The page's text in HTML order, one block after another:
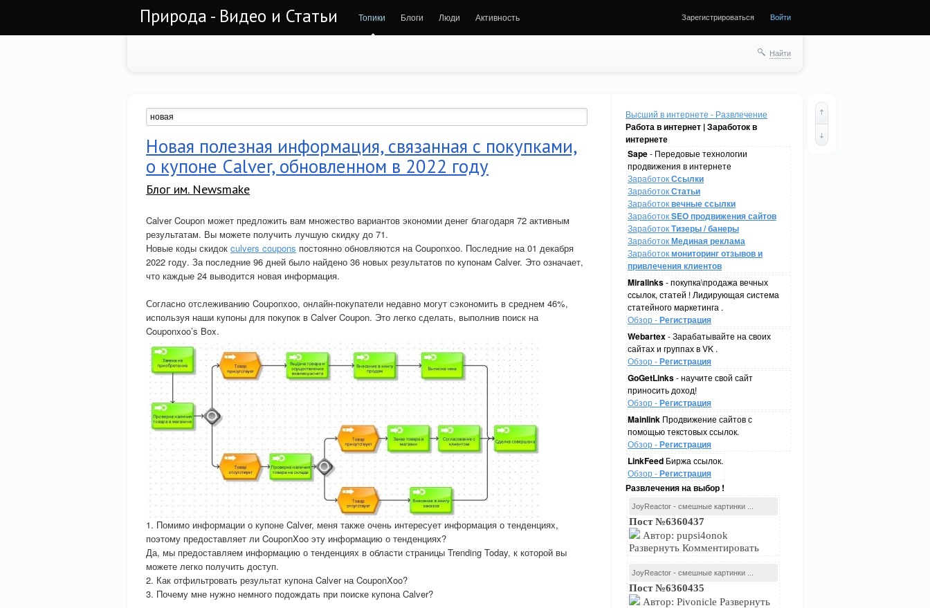
Природа - Видео и Статьи Топики Блоги Люди Активность Зарегистрироваться Войти
Найти
Высший в интернете - Развлечение
Работа в интернет | Заработок в
интернете
Sape- Передовые технологии
продвижения в интернете
ЗаработокСсылки
ЗаработокСтатьи
Заработоквечные ссылки
ЗаработокSEO продвижения сайтов
ЗаработокТизеры / банеры
ЗаработокМединая реклама
Заработокмониторинг отзывов и
привлечения клиентов
Miralinks- покупка\продажа вечных
ссылок, статей ! Лидирующая система
статейного маркетинга .
Обзор -Регистрация
Webartex- Зарабатывайте на своих
сайтах и группах в VK .
Обзор -Регистрация
GoGetLinks- научите свой сайт
приносить доход!
Обзор -Регистрация
Mainlink Продвижение сайтов с
помощью текстовых ссылок.
Обзор -Регистрация
LinkFeed Биржа ссылок.
Обзор -Регистрация
Развлечения на выбор !
JoyReactor - смешные картинки ...
Пост №6360437
Автор: pupsi4onok
Развернуть Комментировать
JoyReactor - смешные картинки ...
Пост №6360435
Автор: Pivonicle Развернуть
Новая полезная информация, связанная с покупками,
о купоне Calver, обновленном в 2022 году
Блог им. Newsmake
Calver Coupon может предложить вам множество вариантов экономии денег благодаря 72 активным
результатам. Вы можете получить лучшую скидку до 71.
Новые коды скидок culvers coupons постоянно обновляются на Couponxoo. Последние на 01 декабря
2022 году. За последние 96 дней было найдено 36 новых результатов по купонам Calver. Это означает,
что каждые 24 выводится новая информация.
Согласно отслеживанию Couponxoo, онлайн-покупатели недавно могут сэкономить в среднем 46%,
используя наши купоны для покупок в Calver Coupon. Это легко сделать, выполнив поиск на
Couponxoo’s Box.
1. Помимо информации о купоне Calver, меня также очень интересует информация о тенденциях,
поэтому предоставляет ли CouponXoo эту информацию о тенденциях?
Да, мы предоставляем информацию о тенденциях в области страницы Trending Today, к которой вы
можете легко получить доступ.
2. Как отфильтровать результат купона Calver на CouponXoo?
3. Почему мне нужно немного подождать при поиске купона Calver?